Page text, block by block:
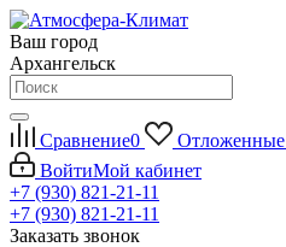
Ваш город
Архангельск
Сравнение0 Отложенные
ВойтиМой кабинет
+7 (930) 821-21-11
+7 (930) 821-21-11
Заказать звонок